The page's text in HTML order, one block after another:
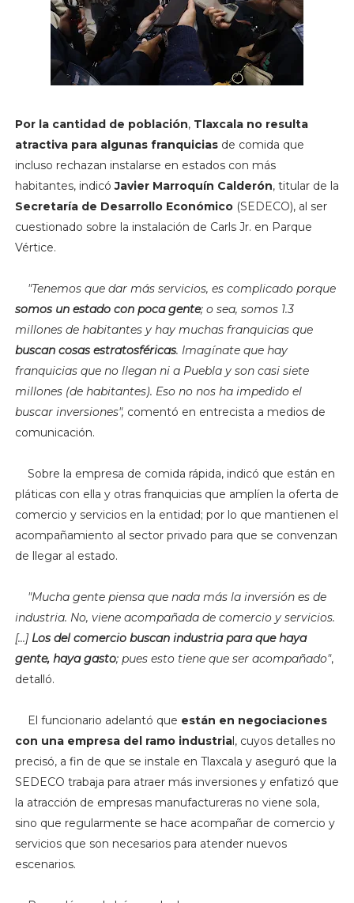
Por la cantidad de población, Tlaxcala no resulta
atractiva para algunas franquiciasde comida que
incluso rechazan instalarse en estados con más
habitantes, indicó Javier Marroquín Calderón, titular de la
Secretaría de Desarrollo Económico (SEDECO), al ser
cuestionado sobre la instalación de Carls Jr. en Parque
Vértice.
"Tenemos que dar más servicios, es complicado porque
somos un estado con poca gente; o sea, somos 1.3
millones de habitantes y hay muchas franquicias que
buscan cosas estratosféricas. Imagínate que hay
franquicias que no llegan ni a Puebla y son casi siete
millones (de habitantes). Eso no nos ha impedido el
buscar inversiones", comentó en entrecista a medios de
comunicación.
Sobre la empresa de comida rápida, indicó que están en
pláticas con ella y otras franquicias que amplíen la oferta de
comercio y servicios en la entidad; por lo que mantienen el
acompañamiento al sector privado para que se convenzan
de llegar al estado.
"Mucha gente piensa que nada más la inversión es de
industria. No, viene acompañada de comercio y servicios.
[...] Los del comercio buscan industria para que haya
gente, haya gasto; pues esto tiene que ser acompañado",
detalló.
El funcionario adelantó que están en negociaciones
con una empresa del ramo industrial, cuyos detalles no
precisó, a fin de que se instale en Tlaxcala y aseguró que la
SEDECO trabaja para atraer más inversiones y enfatizó que
la atracción de empresas manufactureras no viene sola,
sino que regularmente se hace acompañar de comercio y
servicios que son necesarios para atender nuevos
escenarios.